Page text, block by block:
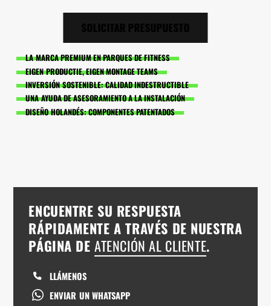
LA MARCA PREMIUM EN PARQUES DE FITNESS
EIGEN PRODUCTIE, EIGEN MONTAGE TEAMS
INVERSIÓN SOSTENIBLE: CALIDAD INDESTRUCTIBLE
UNA AYUDA DE ASESORAMIENTO A LA INSTALACIÓN
DISEÑO HOLANDÉS: COMPONENTES PATENTADOS
ENCUENTRE SU RESPUESTA
RÁPIDAMENTE A TRAVÉS DE NUESTRA
PÁGINA DEATENCIÓN AL CLIENTE.
LLÁMENOS
ENVIAR UN WHATSAPP